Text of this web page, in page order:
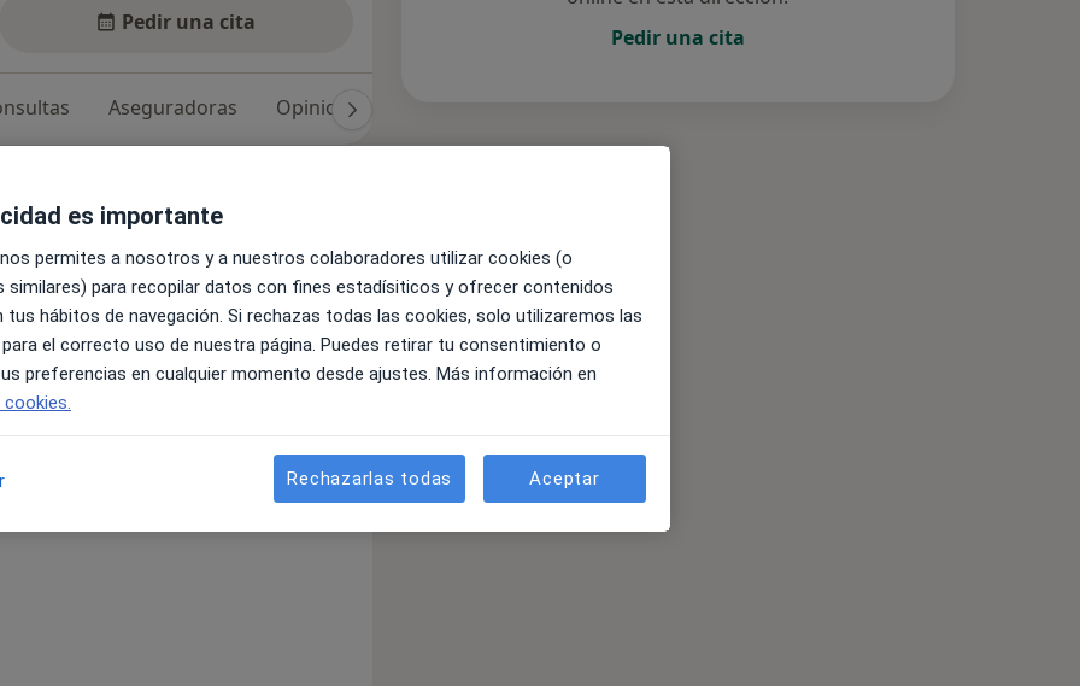
Pedir una cita
Aseguradoras Opiniones (2)
apoyo a la lactancia materna y
la familia. Consulta online y
en 2011. Posteriormente realicé la
en el Complejo Hospitalario
(CHUIMI, Gran Canaria), en el
de Atención Primaria en el Centro
de Urgencias Pediátricas del
del HPS (2017-2022).
sano en todas sus etapas,
Pedir una cita
es importante
permites a nosotros y a nuestros colaboradores utilizar cookies (o
similares) para recopilar datos con fines estadísiticos y ofrecer contenidos
tus hábitos de navegación. Si rechazas todas las cookies, solo utilizaremos las
el correcto uso de nuestra página. Puedes retirar tu consentimiento o
preferencias en cualquier momento desde ajustes. Más información en
Rechazarlas todas Aceptar